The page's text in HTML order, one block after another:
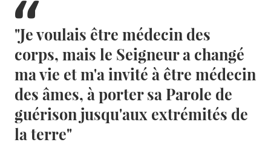
"Je voulais être médecin des
corps, mais le Seigneur a changé
ma vie et m'a invité à être médecin
des âmes, à porter sa Parole de
guérison jusqu'aux extrémités de
la terre"